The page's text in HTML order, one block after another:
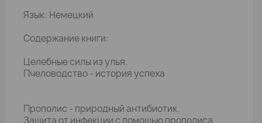
Язык: Немецкий
Содержание книги:
Целебные силы из улья.
Пчеловодство - история успеха
Прополис - природный антибиотик.
Защита от инфекции с помощью прополиса